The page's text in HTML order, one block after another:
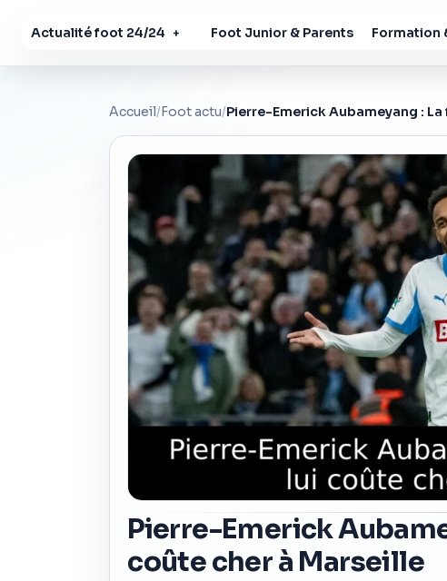
Actualité foot 24/24 + Foot Junior & Parents Formation
Accueil/Foot actu/Pierre-Emerick Aubameyang :
Pierre-Emerick
coûte cher à Marseille